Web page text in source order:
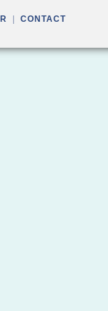
CONTACT